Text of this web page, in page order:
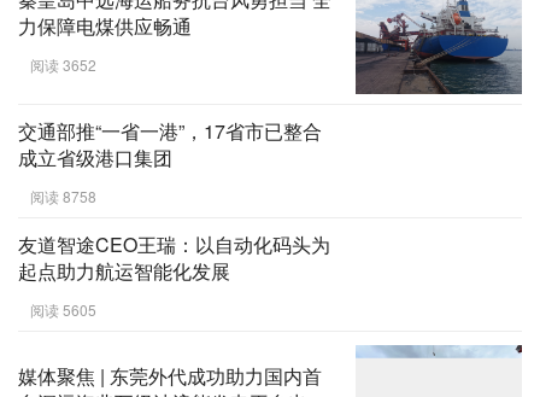
粮食运输供应链高效畅通
阅读 3948
秦皇岛中远海运船务抗台风勇担当 全
力保障电煤供应畅通
阅读 3652
交通部推“一省一港”，17省市已整合
成立省级港口集团
阅读 8758
友道智途CEO王瑞：以自动化码头为